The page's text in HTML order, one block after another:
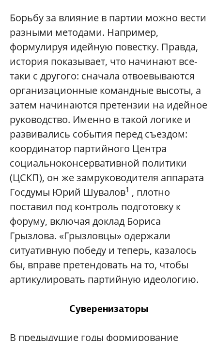
Борьбу за влияние в партии можно вести
разными методами. Например,
формулируя идейную повестку. Правда,
история показывает, что начинают все-
таки с другого: сначала отвоевываются
организационные командные высоты, а
затем начинаются претензии на идейное
руководство. Именно в такой логике и
развивались события перед съездом:
координатор партийного Центра
социальноконсервативной политики
(ЦСКП), он же замруководителя аппарата
Госдумы Юрий Шувалов1 , плотно
поставил под контроль подготовку к
форуму, включая доклад Бориса
Грызлова. «Грызловцы» одержали
ситуативную победу и теперь, казалось
бы, вправе претендовать на то, чтобы
артикулировать партийную идеологию.
Суверенизаторы
В предыдущие годы формирование